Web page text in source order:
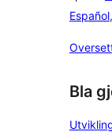
Español,
Bla